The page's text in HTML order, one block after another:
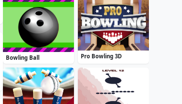
Bowling Ball Pro Bowling 3D